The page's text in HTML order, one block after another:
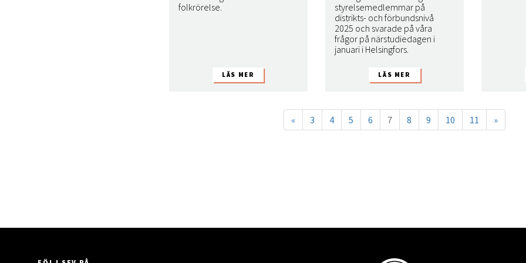
folkrörelse.
styrelsemedlemmar på
distrikts- och förbundsnivå
2025 och svarade på våra
frågor på närstudiedagen i
januari i Helsingfors.
« 3 4 5 6 7 8 9 10 11 »